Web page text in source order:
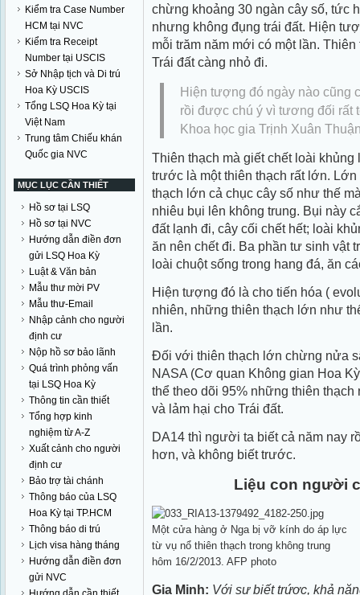
Kiểm tra Case Number
HCM tại NVC
Kiểm tra Receipt
Number tại USCIS
Sở Nhập tịch và Di trú
Hoa Kỳ USCIS
Tổng LSQ Hoa Kỳ tại
Việt Nam
Trung tâm Chiếu khán
Quốc gia NVC
MỤC LỤC CẦN THIẾT
Hồ sơ tại LSQ
Hồ sơ tại NVC
Hướng dẫn điền đơn
gửi LSQ Hoa Kỳ
Luật & Văn bản
Mẫu thư mời PV
Mẫu thư-Email
Nhập cảnh cho người
định cư
Nộp hồ sơ bảo lãnh
Quá trình phỏng vấn
tại LSQ Hoa Kỳ
Thông tin cần thiết
Tổng hợp kinh
nghiệm từ A-Z
Xuất cảnh cho người
định cư
Bảo trợ tài chánh
Thông báo của LSQ
Hoa Kỳ tại TP.HCM
Thông báo di trú
Lịch visa hàng tháng
Hướng dẫn điền đơn
gửi NVC
chừng khoảng 30 ngàn cây số, tức
nhưng không đụng trái đất. Hiện
mỗi trăm năm mới có một lần.
Trái đất càng nhỏ đi.
Hiện tượng đó ngày nào cũng
rồi được chú ý vì tương đối rất
Khoa học gia Trịnh Xuân
Thiên thạch mà giết chết loài
trước là một thiên thạch rất lớn.
thạch lớn cả chục cây số như thế
nhiêu bụi lên không trung. Bụi này
đất lạnh đi, cây cối chết hết; loài
ăn nên chết đi. Ba phần tư sinh vật
loài chuột sống trong hang đá, ăn
Hiện tượng đó là cho tiến hóa (
nhiên, những thiên thạch lớn như
lần.
Đối với thiên thạch lớn chừng nửa
NASA (Cơ quan Không gian Hoa
thể theo dõi 95% những thiên
và lảm hại cho Trái đất.
DA14 thì người ta biết cả năm nay
hơn, và không biết trước.
Liệu con người
Một cửa hàng ở Nga bị vỡ kính do áp lực
từ vụ nổ thiên thạch trong không trung
hôm 16/2/2013. AFP photo
Gia Minh: Với sự biết trứơc, khả